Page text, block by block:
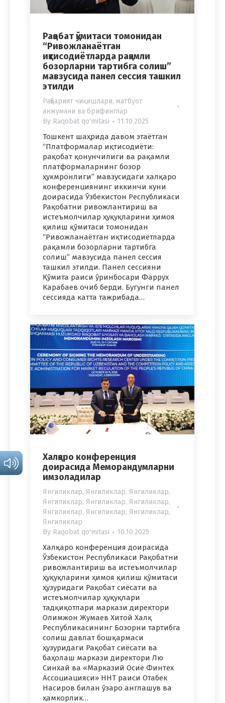
Рақобат қўмитаси томонидан
“Ривожланаётган
иқтисодиётларда рақамли
бозорларни тартибга солиш”
мавзусида панел сессия ташкил
этилди
Раҳбарият чиқишлари, матбуот
анжумани ва брифинглар
By Raqobat qo'mitasi 11.10.2025
Тошкент шаҳрида давом этаётган
“Платформалар иқтисодиёти:
рақобат қонунчилиги ва рақамли
платформаларнинг бозор
ҳукмронлиги” мавзусидаги халқаро
конференциянинг иккинчи куни
доирасида Ўзбекистон Республикаси
Рақобатни ривожлантириш ва
истеъмолчилар ҳуқуқларини ҳимоя
қилиш қўмитаси томонидан
“Ривожланаётган иқтисодиётларда
рақамли бозорларни тартибга
солиш” мавзусида панел сессия
ташкил этилди. Панел сессияни
Қўмита раиси ўринбосари Фаррух
Карабаев очиб берди. Бугунги панел
сессияда катта тажрибада…
Халқаро конференция
доирасида Меморандумларни
имзоладилар
Янгиликлар, Янгиликлар, Янгиликлар,
Янгиликлар, Янгиликлар, Янгиликлар,
Янгиликлар, Янгиликлар, Янгиликлар,
Янгиликлар
By Raqobat qo'mitasi 10.10.2025
Халқаро конференция доирасида
Ўзбекистон Республикаси Рақобатни
ривожлантириш ва истеъмолчилар
ҳуқуқларини ҳимоя қилиш қўмитаси
ҳузуридаги Рақобат сиёсати ва
истеъмолчилар ҳуқуқлари
тадқиқотлари маркази директори
Олимжон Жумаев Хитой Халқ
Республикасининг Бозорни тартибга
солиш давлат бошқармаси
ҳузуридаги Рақобат сиёсати ва
баҳолаш маркази директори Лю
Синхай ва «Марказий Осиё Финтех
Ассоциацияси» ННТ раиси Отабек
Насиров билан ўзаро англашув ва
ҳамкорлик…